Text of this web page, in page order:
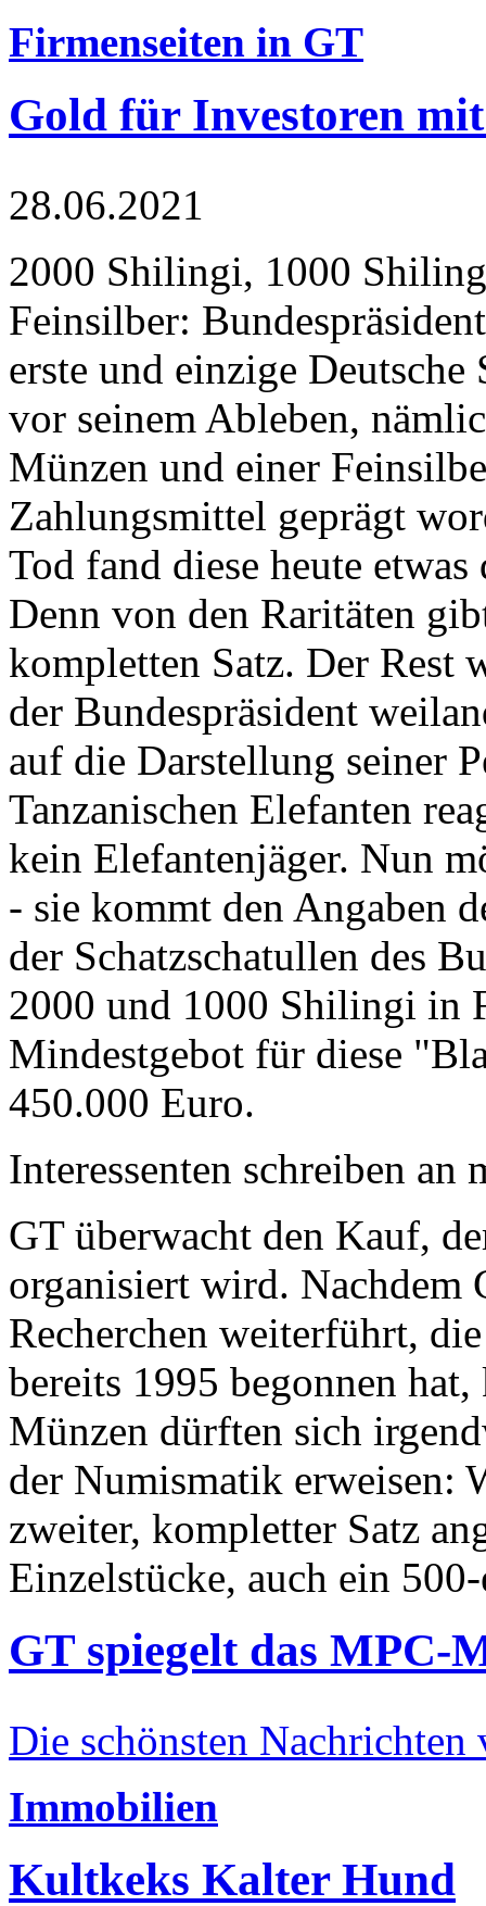
Firmenseiten in GT
Gold für Investoren
28.06.2021
2000 Shilingi, 1000
Feinsilber:
erste und einzige Deutsche
vor seinem Ableben,
Münzen und einer
Zahlungsmittel geprägt
Tod fand diese heute
Denn von den Raritäten
kompletten Satz. Der Rest
der Bundespräsident
auf die Darstellung seiner
Tanzanischen Elefanten
kein Elefantenjäger. Nun
- sie kommt den Angaben
der Schatzschatullen des
2000 und 1000 Shilingi in
Mindestgebot für diese
450.000 Euro.
Interessenten schreiben
GT überwacht den Kauf,
organisiert wird. Nachdem
Recherchen weiterführt,
bereits 1995 begonnen
Münzen dürften sich
der Numismatik erweisen:
zweiter, kompletter Satz
Einzelstücke, auch ein
GT spiegelt das MPC-
Die schönsten Nachrichten
Immobilien
Kultkeks Kalter Hund